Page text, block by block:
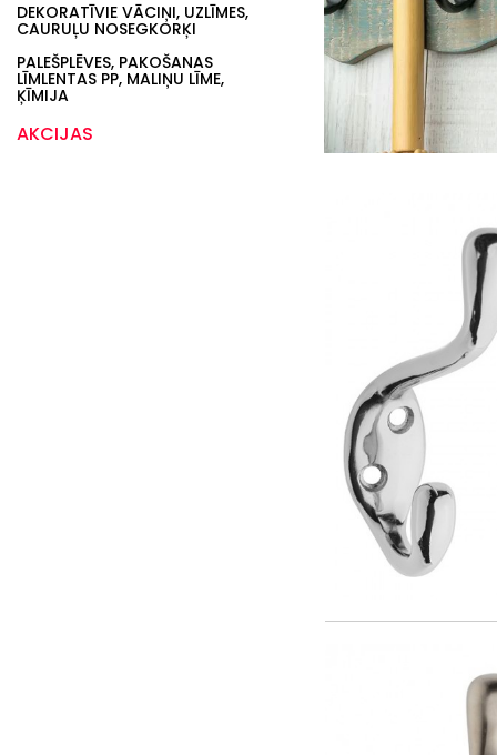
DEKORATĪVIE VĀCIŅI, UZLĪMES,
CAURUĻU NOSEGKORĶI
PALEŠPLĒVES, PAKOŠANAS
LĪMLENTAS PP, MALIŅU LĪME,
ĶĪMIJA
AKCIJAS